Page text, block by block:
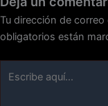
Tu dirección de
obligatorios están
aquí...